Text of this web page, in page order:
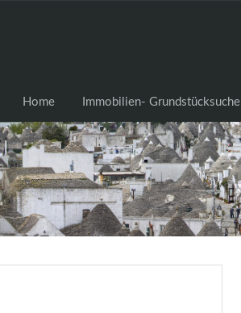
Home Immobilien- Grundstücksuche